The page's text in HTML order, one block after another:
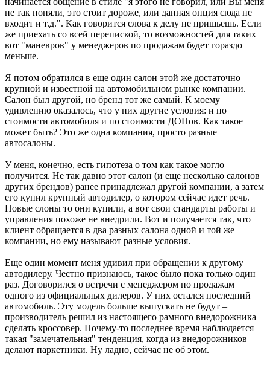
не так поняли, это стоит дороже, или данная опция сюда не
входит и т.д.". Как говорится слова к делу не пришьешь. Если
же приехать со всей перепиской, то возможностей для таких
вот "маневров" у менеджеров по продажам будет гораздо
меньше.
Я потом обратился в еще один салон этой же достаточно
крупной и известной на автомобильном рынке компании.
Салон был другой, но бренд тот же самый. К моему
удивлению оказалось, что у них другие условия: и по
стоимости автомобиля и по стоимости ДОПов. Как такое
может быть? Это же одна компания, просто разные
автосалоны.
У меня, конечно, есть гипотеза о том как такое могло
получится. Не так давно этот салон (и еще несколько салонов
других брендов) ранее принадлежал другой компании, а затем
его купил крупный автодилер, о котором сейчас идет речь.
Новые слоны то они купили, а вот свои стандарты работы и
управления похоже не внедрили. Вот и получается так, что
клиент обращается в два разных салона одной и той же
компании, но ему называют разные условия.
Еще один момент меня удивил при обращении к другому
автодилеру. Честно признаюсь, такое было пока только один
раз. Договорился о встречи с менеджером по продажам
одного из официальных дилеров. У них остался последний
автомобиль. Эту модель больше выпускать не будут –
производитель решил из настоящего рамного внедорожника
сделать кроссовер. Почему-то последнее время наблюдается
такая "замечательная" тенденция, когда из внедорожников
делают паркетники. Ну ладно, сейчас не об этом.